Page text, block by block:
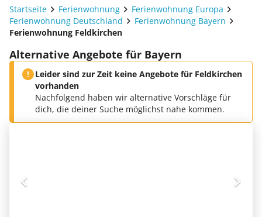
Startseite Ferienwohnung
Ferienwohnung Europa
Ferienwohnung Deutschland
Ferienwohnung Bayern
Ferienwohnung Feldkirchen
Alternative Angebote für Bayern
Leider sind zur Zeit keine Angebote für Feldkirchen
vorhanden
Nachfolgend haben wir alternative Vorschläge für
dich, die deiner Suche möglichst nahe kommen.